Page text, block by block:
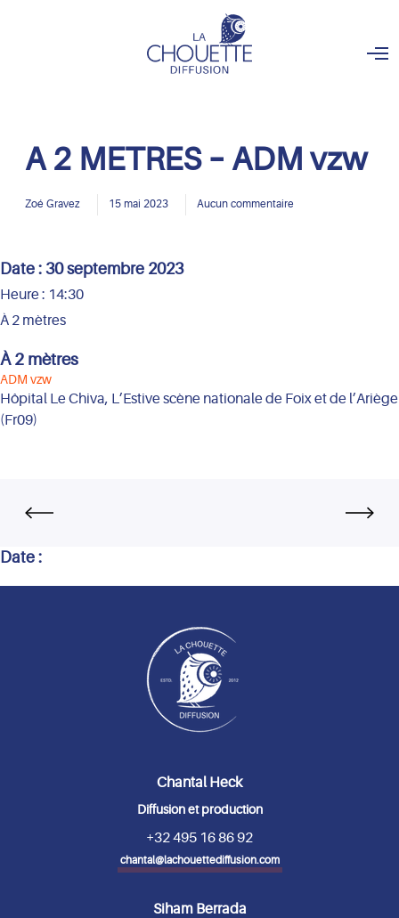
O
u
A 2 METRES – ADM vzw
Zoé Gravez 15 mai 2023 Aucun commentaire
Date : 30 septembre 2023
Heure : 14:30
À 2 mètres
À 2 mètres
ADM vzw
Hôpital Le Chiva, L’Estive scène nationale de Foix et de l’Ariège
(Fr09)
Date :
Chantal Heck
Diffusion et production
+32 495 16 86 92
chantal@lachouettediffusion.com
Siham Berrada